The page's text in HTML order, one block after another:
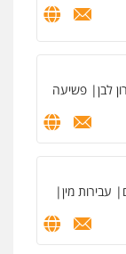
לעורכי דין
וחקירות